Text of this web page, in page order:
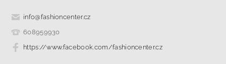
info@fashioncenter.cz
608959930
https://www.facebook.com/fashioncenter.cz